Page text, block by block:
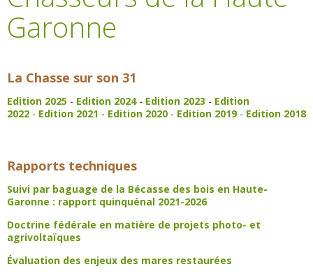
Garonne
La Chasse sur son 31
Edition 2025 - Edition 2024- Edition 2023 - Edition
2022 - Edition 2021 - Edition 2020 - Edition 2019- Edition 2018
Rapports techniques
Suivi par baguage de la Bécasse des bois en Haute-
Garonne : rapport quinquénal 2021-2026
Doctrine fédérale en matière de projets photo- et
agrivoltaïques
Évaluation des enjeux des mares restaurées